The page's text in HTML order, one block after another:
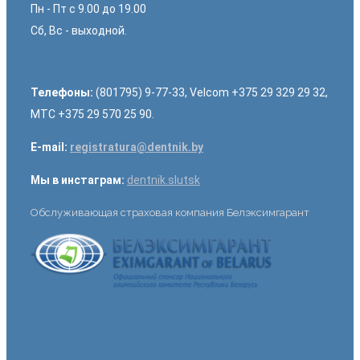
Пн - Пт с 9.00 до 19.00
Сб, Вс - выходной.
Телефоны: (801795) 9-77-33, Velcom +375 29 329 29 32,
МТС +375 29 570 25 90.
E-mail: registratura@dentnik.by
Мы в инстаграм: dentnik.slutsk
Обслуживающая страховая компания Белэксимгарант